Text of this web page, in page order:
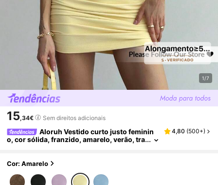
1/7
15,34€ Sem direitos adicionais
Aloruh Vestido curto justo feminin
o, cor sólida, franzido, amarelo, verão, tra
4,80 (500+)
Cor: Amarelo